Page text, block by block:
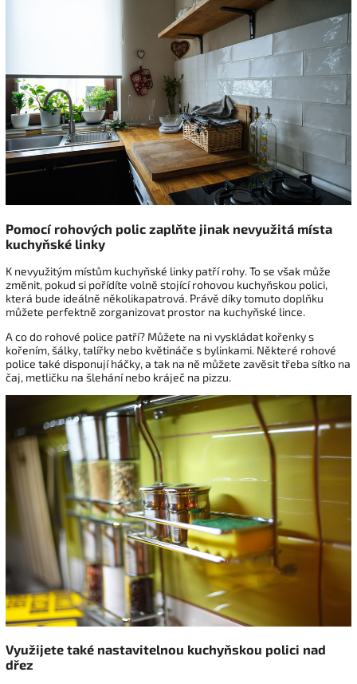
Pomocí rohových polic zaplňte jinak nevyužitá místa
kuchyňské linky
K nevyužitým místům kuchyňské linky patří rohy. To se však může
změnit, pokud si pořídíte volně stojící rohovou kuchyňskou polici,
která bude ideálně několikapatrová. Právě díky tomuto doplňku
můžete perfektně zorganizovat prostor na kuchyňské lince.
A co do rohové police patří? Můžete na ni vyskládat kořenky s
kořením, šálky, talířky nebo květináče s bylinkami. Některé rohové
police také disponují háčky, a tak na ně můžete zavěsit třeba sítko na
čaj, metličku na šlehání nebo kráječ na pizzu.
Využijete také nastavitelnou kuchyňskou polici nad
dřez